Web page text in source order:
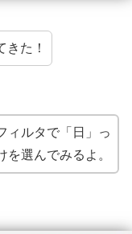
きた！
ィルタで「日」っ
選んでみるよ。